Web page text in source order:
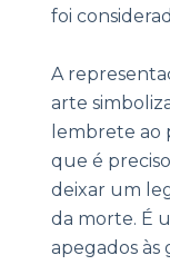
foi
A
arte
lembrete ao
que é
deixar um
da morte. É
apegados às